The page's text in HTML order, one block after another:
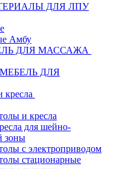
ДЛЯ ЛПУ
Амбу
ДЛЯ МАССАЖА
ДЛЯ
и кресла
для шейно-
зоны
с электроприводом
стационарные